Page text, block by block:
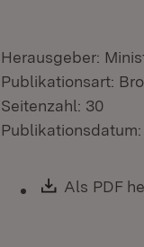
Herausgeber:
Publikationsart:
Seitenzahl: 30
Publikationsdatum:
Download:
Als PDF